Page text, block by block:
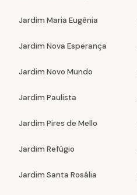
Jardim Maria Eugênia
Jardim Nova Esperança
Jardim Novo Mundo
Jardim Paulista
Jardim Pires de Mello
Jardim Refúgio
Jardim Santa Rosália